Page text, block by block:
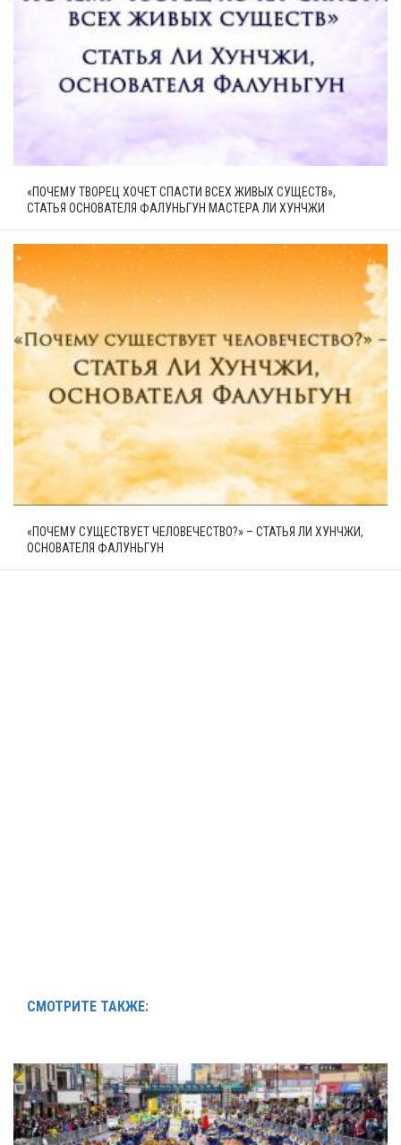
«ПОЧЕМУ ТВОРЕЦ ХОЧЕТ СПАСТИ ВСЕХ ЖИВЫХ СУЩЕСТВ»,
СТАТЬЯ ОСНОВАТЕЛЯ ФАЛУНЬГУН МАСТЕРА ЛИ ХУНЧЖИ
«ПОЧЕМУ СУЩЕСТВУЕТ ЧЕЛОВЕЧЕСТВО?» – СТАТЬЯ ЛИ ХУНЧЖИ,
ОСНОВАТЕЛЯ ФАЛУНЬГУН
СМОТРИТЕ ТАКЖЕ: